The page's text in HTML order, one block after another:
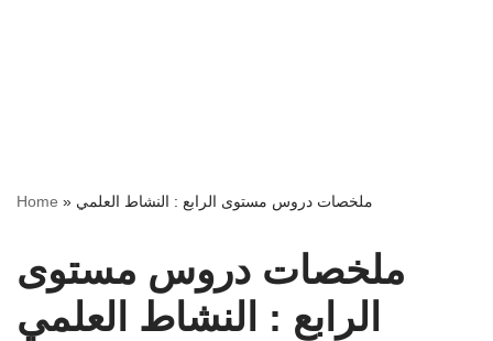
Home » ملخصات دروس مستوى الرابع : النشاط العلمي
ملخصات دروس مستوى
الرابع : النشاط العلمي